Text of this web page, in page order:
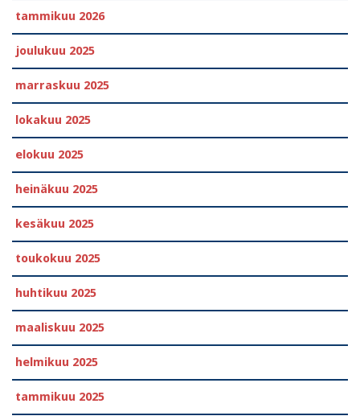
tammikuu 2026
joulukuu 2025
marraskuu 2025
lokakuu 2025
elokuu 2025
heinäkuu 2025
kesäkuu 2025
toukokuu 2025
huhtikuu 2025
maaliskuu 2025
helmikuu 2025
tammikuu 2025